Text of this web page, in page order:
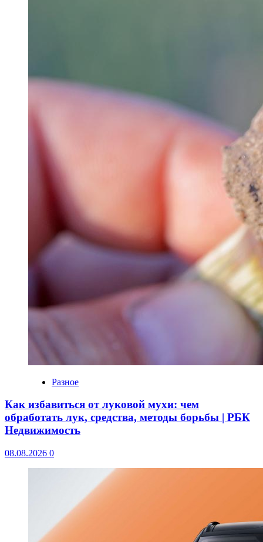
Разное
Как избавиться от луковой мухи: чем
обработать лук, средства, методы борьбы | РБК
Недвижимость
08.08.2026 0